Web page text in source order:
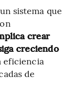
sistema que
crear
creciendo
eficiencia
de